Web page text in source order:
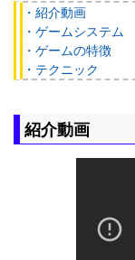
・紹介動画
・ゲームシステム
・ゲームの特徴
・テクニック
紹介動画